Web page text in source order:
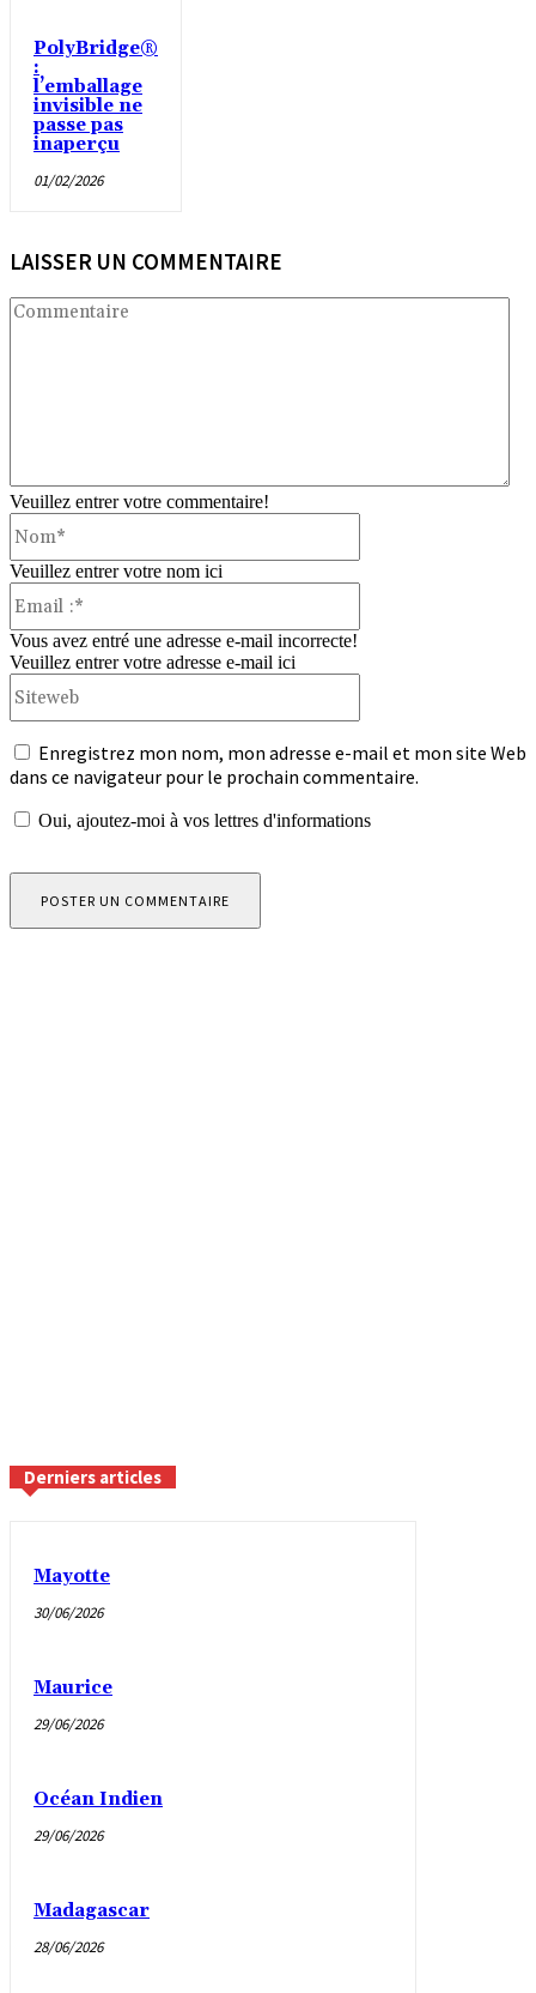
PolyBridge®
:
l’emballage
invisible ne
passe pas
inaperçu
01/02/2026
LAISSER UN COMMENTAIRE
Veuillez entrer votre commentaire!
Veuillez entrer votre nom ici
Vous avez entré une adresse e-mail incorrecte!
Veuillez entrer votre adresse e-mail ici
Enregistrez mon nom, mon adresse e-mail et mon site Web
dans ce navigateur pour le prochain commentaire.
Oui, ajoutez-moi à vos lettres d'informations
Derniers articles
Mayotte
30/06/2026
Maurice
29/06/2026
Océan Indien
29/06/2026
Madagascar
28/06/2026